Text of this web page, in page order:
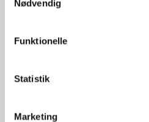
Nødvendig
Funktionelle
Statistik
Marketing
Artikler med samme